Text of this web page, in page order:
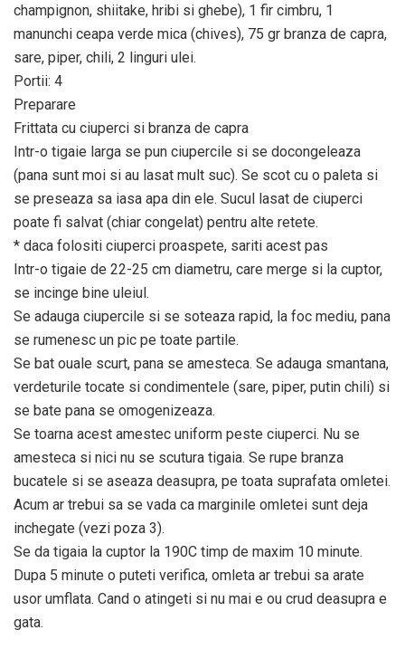
champignon, shiitake, hribi si ghebe), 1 fir cimbru, 1
manunchi ceapa verde mica (chives), 75 gr branza de capra,
sare, piper, chili, 2 linguri ulei.
Portii: 4
Preparare
Frittata cu ciuperci si branza de capra
Intr-o tigaie larga se pun ciupercile si se docongeleaza
(pana sunt moi si au lasat mult suc). Se scot cu o paleta si
se preseaza sa iasa apa din ele. Sucul lasat de ciuperci
poate fi salvat (chiar congelat) pentru alte retete.
* daca folositi ciuperci proaspete, sariti acest pas
Intr-o tigaie de 22-25 cm diametru, care merge si la cuptor,
se incinge bine uleiul.
Se adauga ciupercile si se soteaza rapid, la foc mediu, pana
se rumenesc un pic pe toate partile.
Se bat ouale scurt, pana se amesteca. Se adauga smantana,
verdeturile tocate si condimentele (sare, piper, putin chili) si
se bate pana se omogenizeaza.
Se toarna acest amestec uniform peste ciuperci. Nu se
amesteca si nici nu se scutura tigaia. Se rupe branza
bucatele si se aseaza deasupra, pe toata suprafata omletei.
Acum ar trebui sa se vada ca marginile omletei sunt deja
inchegate (vezi poza 3).
Se da tigaia la cuptor la 190C timp de maxim 10 minute.
Dupa 5 minute o puteti verifica, omleta ar trebui sa arate
usor umflata. Cand o atingeti si nu mai e ou crud deasupra e
gata.